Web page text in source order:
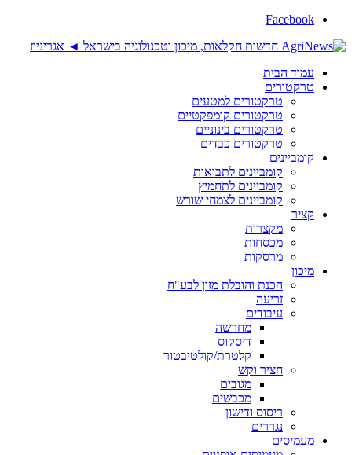
Facebook
עמוד הבית
טרקטורים
טרקטורים למטעים
טרקטורים קומפקטיים
טרקטורים בינוניים
טרקטורים כבדים
קומביינים
קומביינים לתבואות
קומביינים לתחמיץ
קומביינים לצמחי שורש
קציר
מקצרות
מכסחות
מרסקות
מיכון
הכנת והובלת מזון לבע"ח
זריעה
עיבודים
מחרשה
דיסקוס
קלטרת/קולטיבטור
חציר וקש
מגובים
מכבשים
ריסוס ודישון
נגררים
מעמיסים